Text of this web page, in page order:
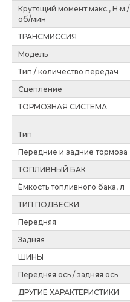
Крутящий момент макс., Н∙м /
об/мин
ТРАНСМИССИЯ
Модель
Тип / количество передач
Сцепление
ТОРМОЗНАЯ СИСТЕМА
Тип
Передние и задние тормоза
ТОПЛИВНЫЙ БАК
Ёмкость топливного бака, л
ТИП ПОДВЕСКИ
Передняя
Задняя
ШИНЫ
Передняя ось / задняя ось
ДРУГИЕ ХАРАКТЕРИСТИКИ